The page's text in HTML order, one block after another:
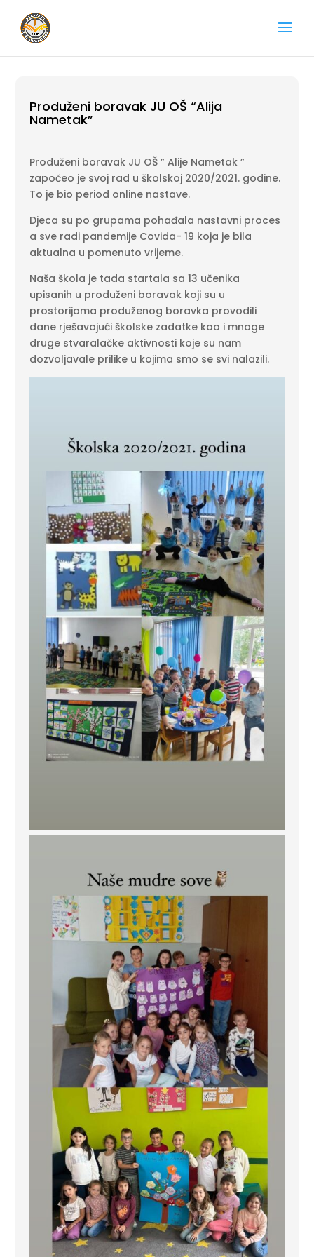
Produženi boravak JU OŠ “Alija
Nametak”
Produženi boravak JU OŠ ” Alije Nametak ”
započeo je svoj rad u školskoj 2020/2021. godine.
To je bio period online nastave.
Djeca su po grupama pohađala nastavni proces
a sve radi pandemije Covida- 19 koja je bila
aktualna u pomenuto vrijeme.
Naša škola je tada startala sa 13 učenika
upisanih u produženi boravak koji su u
prostorijama produženog boravka provodili
dane rješavajući školske zadatke kao i mnoge
druge stvaralačke aktivnosti koje su nam
dozvoljavale prilike u kojima smo se svi nalazili.